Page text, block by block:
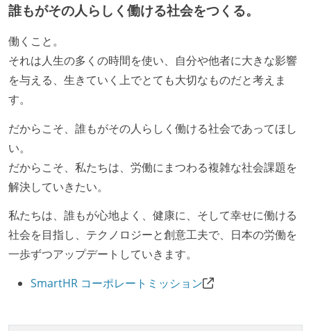
プロダクトの開発言語やフレームワークなど主要な構
成技術は、基本的に最新版より1年以上ビハインドし
ていない
コード品質向上のための取り組み
ーまたはペアプログラミングを実施している
観をメンバー全員が共有しており、日常的に実施して
いる
何らかのコーディング規約をチーム全体で遵守するよ
うにしている
提出されたコードには自動的にリグレッションテスト
コード品質評価ツールを導入して、メンバーが常に確
誰もがその人らしく働ける社会をつくる。
働くこと。
それは人生の多くの時間を使い、自分や他者に大きな影響
を与える、生きていく上でとても大切なものだと考えま
す。
だからこそ、誰もがその人らしく働ける社会であってほし
い。
だからこそ、私たちは、労働にまつわる複雑な社会課題を
解決していきたい。
私たちは、誰もが心地よく、健康に、そして幸せに働ける
社会を目指し、テクノロジーと創意工夫で、日本の労働を
一歩ずつアップデートしていきます。
SmartHR コーポレートミッション